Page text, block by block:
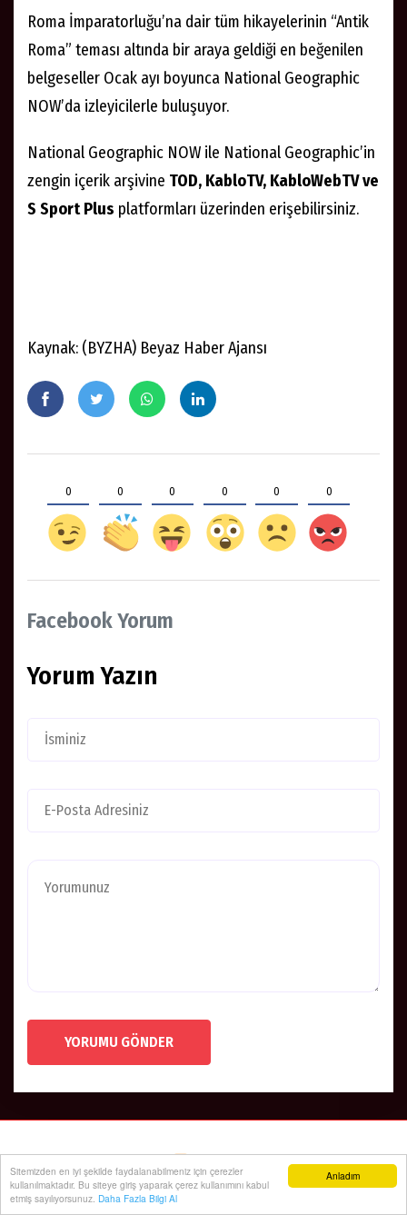
Anladım
Sitemizden en iyi şekilde faydalanabilmeniz için çerezler
kullanılmaktadır. Bu siteye giriş yaparak çerez kullanımını kabul
etmiş sayılıyorsunuz. Daha Fazla Bilgi Al
Roma İmparatorluğu’na dair tüm hikayelerinin “Antik
Roma” teması altında bir araya geldiği en beğenilen
belgeseller Ocak ayı boyunca National Geographic
NOW’da izleyicilerle buluşuyor.
National Geographic NOW ile National Geographic’in
zengin içerik arşivine TOD, KabloTV, KabloWebTV ve
S Sport Plus platformları üzerinden erişebilirsiniz.
Kaynak: (BYZHA) Beyaz Haber Ajansı
0 0 0 0 0 0
Facebook Yorum
Yorum Yazın
YORUMU GÖNDER